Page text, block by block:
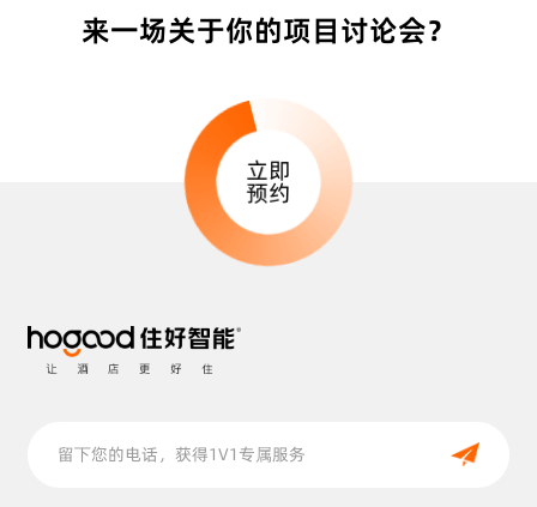
来一场关于你的项目讨论会？
立即
预约